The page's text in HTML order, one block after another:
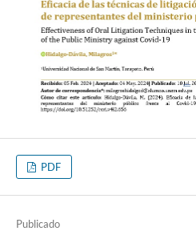
PDF
Publicado